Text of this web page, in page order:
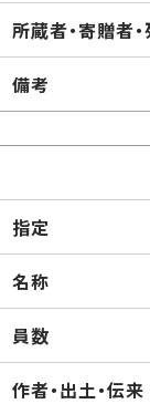
所蔵者・寄贈者
備考
指定
名称
員数
作者・出土・伝来